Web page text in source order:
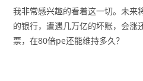
我非常感兴趣的看着这一切。未
的银行，遭遇几万亿的坏账，会涨
票，在80倍pe还能维持多久？